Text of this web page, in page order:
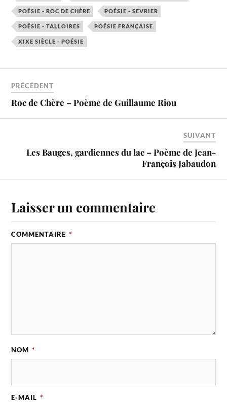
POÉSIE - ROC DE CHÈRE POÉSIE - SEVRIER
POÉSIE - TALLOIRES POÉSIE FRANÇAISE
XIXE SIÈCLE - POÉSIE
PRÉCÉDENT
Roc de Chère – Poème de Guillaume Riou
SUIVANT
Les Bauges, gardiennes du lac – Poème de Jean-
François Jabaudon
Laisser un commentaire
COMMENTAIRE *
NOM *
E-MAIL *